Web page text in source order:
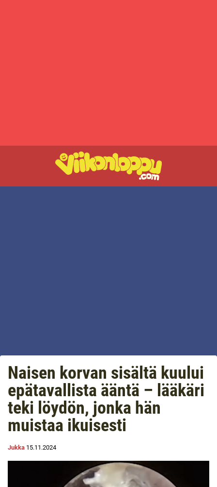
Naisen korvan sisältä kuului
epätavallista ääntä – lääkäri
teki löydön, jonka hän
muistaa ikuisesti
Jukka 15.11.2024